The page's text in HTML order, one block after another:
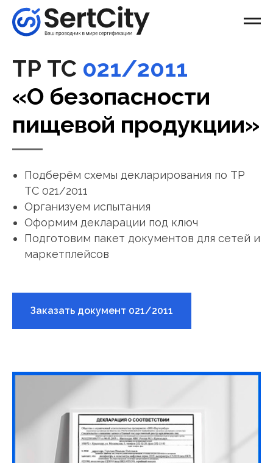
ТР ТС 021/2011
«О безопасности
пищевой продукции»
Подберём схемы декларирования по ТР
ТС 021/2011
Организуем испытания
Оформим декларации под ключ
Подготовим пакет документов для сетей и
маркетплейсов
Заказать документ 021/2011